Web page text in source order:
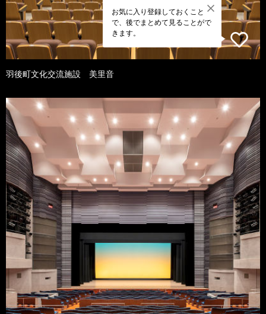
お気に入り登録しておくこと
で、後でまとめて見ることがで
きます。
羽後町文化交流施設 美里音